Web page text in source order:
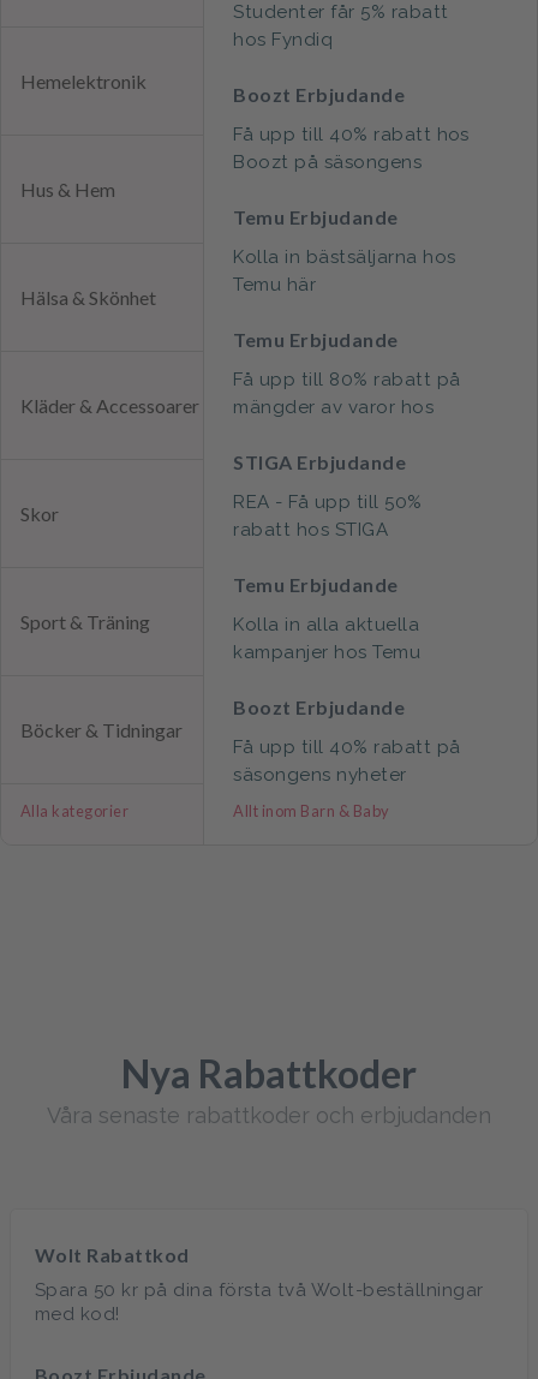
Hemelektronik
Hus & Hem
Hälsa & Skönhet
Kläder & Accessoarer
Skor
Sport & Träning
Böcker & Tidningar
Alla kategorier
Studenter får 5% rabatt
hos Fyndiq
Boozt Erbjudande
Få upp till 40% rabatt hos
Boozt på säsongens
och barn
Temu Erbjudande
Kolla in bästsäljarna hos
Temu här
Temu Erbjudande
Få upp till 80% rabatt på
mängder av varor hos
STIGA Erbjudande
REA - Få upp till 50%
rabatt hos STIGA
Temu Erbjudande
Kolla in alla aktuella
kampanjer hos Temu
Boozt Erbjudande
Få upp till 40% rabatt på
säsongens nyheter
Allt inom Barn & Baby
Nya Rabattkoder
Våra senaste rabattkoder och erbjudanden
Wolt Rabattkod
Spara 50 kr på dina första två Wolt-beställningar
med kod!